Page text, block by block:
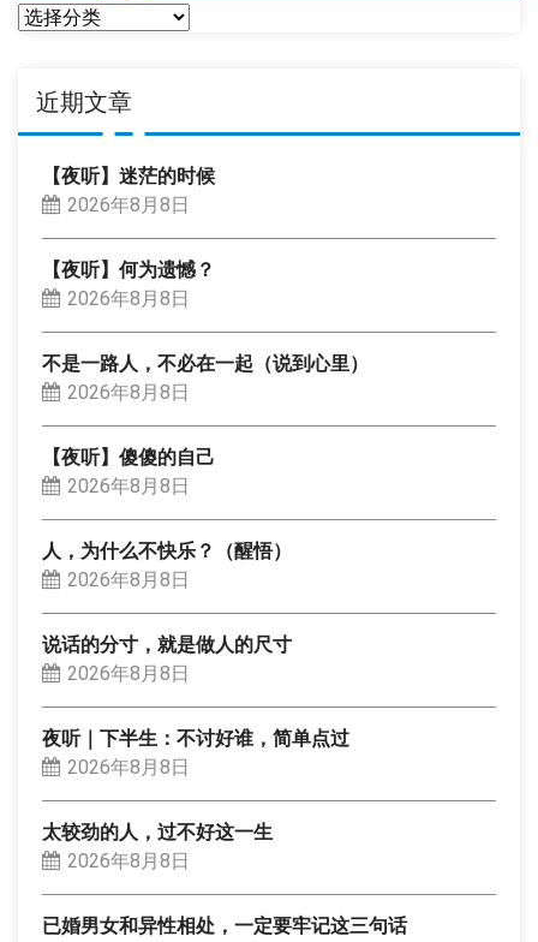
分
近期文章
【夜听】迷茫的时候
2026年8月8日
【夜听】何为遗憾？
2026年8月8日
不是一路人，不必在一起（说到心里）
2026年8月8日
【夜听】傻傻的自己
2026年8月8日
人，为什么不快乐？（醒悟）
2026年8月8日
说话的分寸，就是做人的尺寸
2026年8月8日
夜听｜下半生：不讨好谁，简单点过
2026年8月8日
太较劲的人，过不好这一生
2026年8月8日
已婚男女和异性相处，一定要牢记这三句话